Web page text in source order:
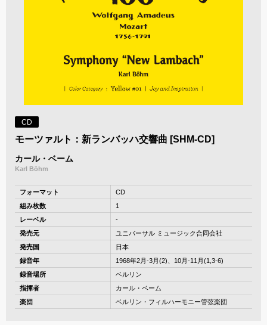
CD
モーツァルト：新ランバッハ交響曲 [SHM-CD]
カール・ベーム
Karl Böhm
フォーマット
CD
組み枚数
1
レーベル
-
発売元
ユニバーサル ミュージック合同会社
発売国
日本
録音年
1968年2月-3月(2)、10月-11月(1,3-6)
録音場所
ベルリン
指揮者
カール・ベーム
楽団
ベルリン・フィルハーモニー管弦楽団